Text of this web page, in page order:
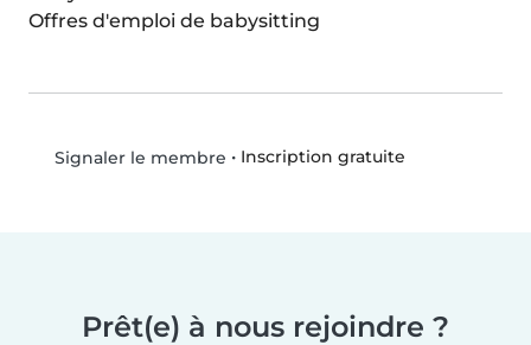
Offres d'emploi de babysitting
Signaler le membre • Inscription gratuite
Prêt(e) à nous rejoindre ?